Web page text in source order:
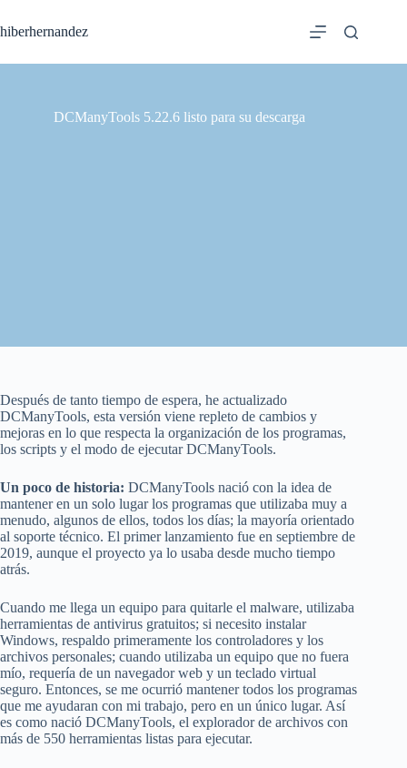
al
contenido
hiberhernandez
DCManyTools 5.22.6 listo para su descarga
Después de tanto tiempo de espera, he actualizado
DCManyTools, esta versión viene repleto de cambios y
mejoras en lo que respecta la organización de los programas,
los scripts y el modo de ejecutar DCManyTools.
Un poco de historia: DCManyTools nació con la idea de
mantener en un solo lugar los programas que utilizaba muy a
menudo, algunos de ellos, todos los días; la mayoría orientado
al soporte técnico. El primer lanzamiento fue en septiembre de
2019, aunque el proyecto ya lo usaba desde mucho tiempo
atrás.
Cuando me llega un equipo para quitarle el malware, utilizaba
herramientas de antivirus gratuitos; si necesito instalar
Windows, respaldo primeramente los controladores y los
archivos personales; cuando utilizaba un equipo que no fuera
mío, requería de un navegador web y un teclado virtual
seguro. Entonces, se me ocurrió mantener todos los programas
que me ayudaran con mi trabajo, pero en un único lugar. Así
es como nació DCManyTools, el explorador de archivos con
más de 550 herramientas listas para ejecutar.